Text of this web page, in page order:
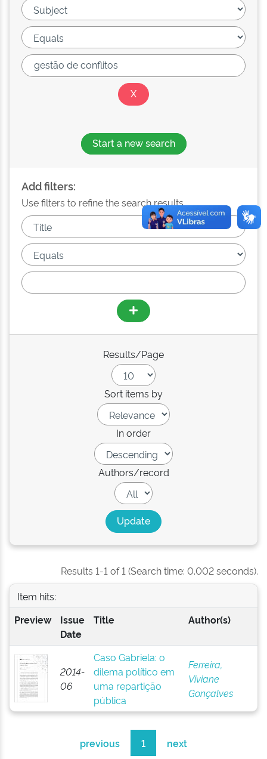
Start a new search
Add filters:
Use filters to refine the search results.
Results/Page
Sort items by
In order
Authors/record
Results 1-1 of 1 (Search time: 0.002 seconds).
Item hits:
Preview
Issue
Date
Title Author(s)
2014-
06
Caso Gabriela: o
dilema político em
uma repartição
pública
Ferreira,
Viviane
Gonçalves
previous 1 next